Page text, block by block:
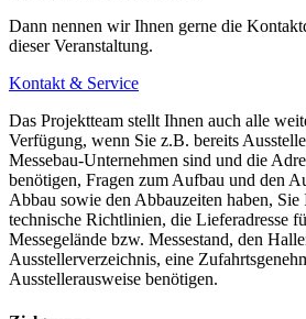
Dann nennen wir Ihnen gerne die
dieser Veranstaltung.
Kontakt & Service
Das Projektteam stellt Ihnen auch alle
Verfügung, wenn Sie z.B. bereits
Messebau-Unternehmen sind und die
benötigen, Fragen zum Aufbau und den
Abbau sowie den Abbauzeiten haben,
technische Richtlinien, die Lieferadresse
Messegelände bzw. Messestand, den
Ausstellerverzeichnis, eine
Ausstellerausweise benötigen.